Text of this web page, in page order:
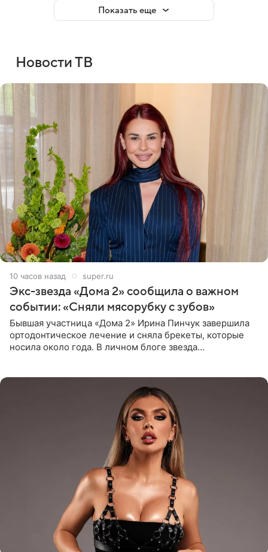
Показать еще
Новости ТВ
10 часов назад super.ru
Экс-звезда «Дома 2» сообщила о важном
событии: «Сняли мясорубку с зубов»
Бывшая участница «Дома 2» Ирина Пинчук завершила
ортодонтическое лечение и сняла брекеты, которые
носила около года. В личном блоге звезда